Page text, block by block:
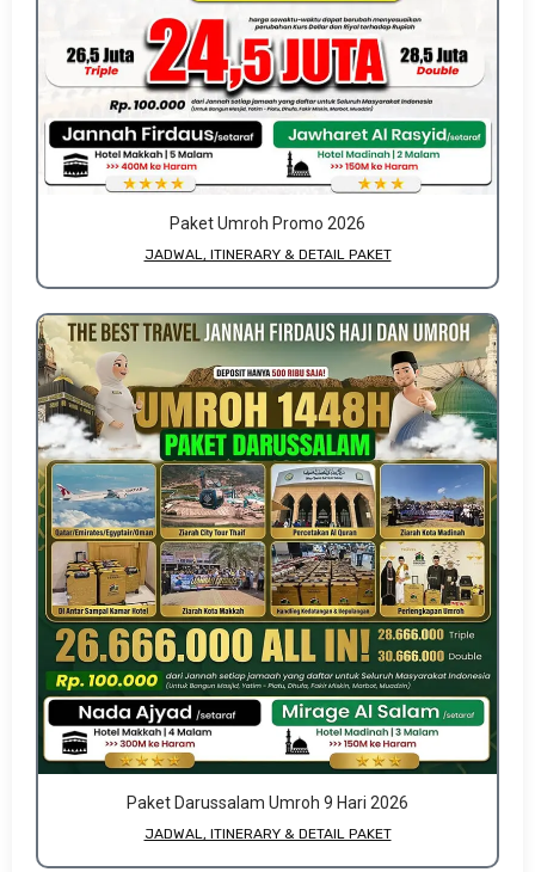
Paket Umroh Promo 2026
JADWAL, ITINERARY & DETAIL PAKET
Paket Darussalam Umroh 9 Hari 2026
JADWAL, ITINERARY & DETAIL PAKET